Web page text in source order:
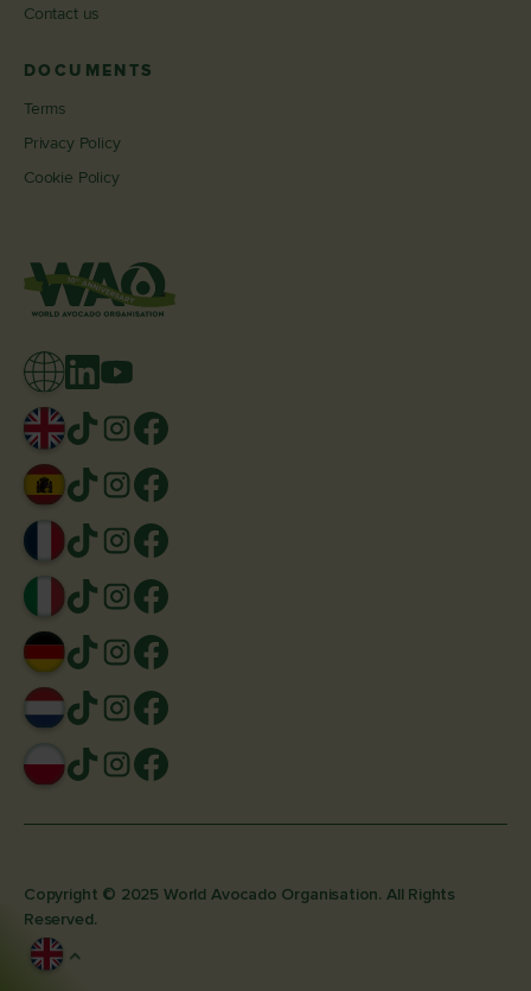
Contact us
DOCUMENTS
Terms
Privacy Policy
Cookie Policy
Copyright © 2025 World Avocado Organisation. All Rights
Reserved.